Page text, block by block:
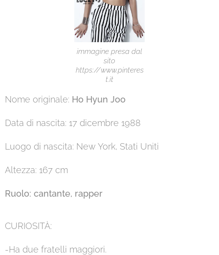
immagine presa dal
sito
https://www.pinteres
t.it
Nome originale: Ho Hyun Joo
Data di nascita: 17 dicembre 1988
Luogo di nascita: New York, Stati Uniti
Altezza: 167 cm
Ruolo: cantante, rapper
CURIOSITÀ:
-Ha due fratelli maggiori.